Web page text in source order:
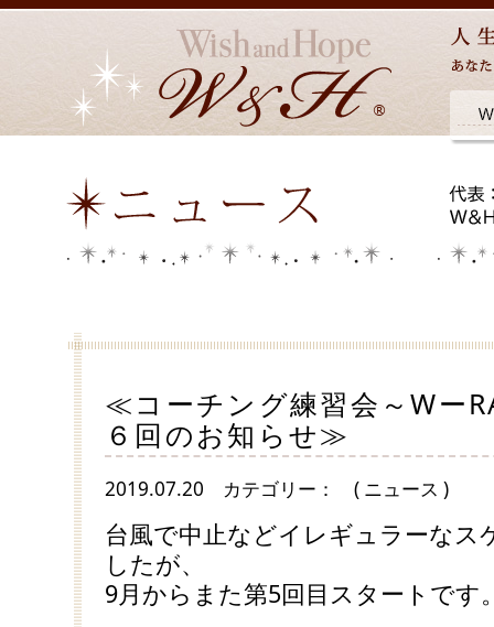
≪コーチング練習会～Wー
６回のお知らせ≫
2019.07.20 カテゴリー： ( ニュース )
台風で中止などイレギュラーな
したが、
9月からまた第5回目スタートです